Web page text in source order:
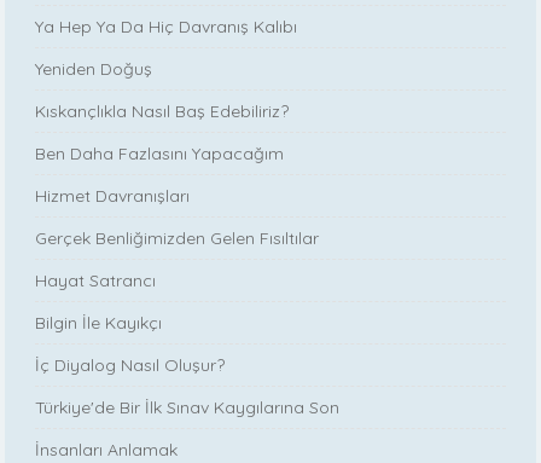
Ya Hep Ya Da Hiç Davranış Kalıbı
Yeniden Doğuş
Kıskançlıkla Nasıl Baş Edebiliriz?
Ben Daha Fazlasını Yapacağım
Hizmet Davranışları
Gerçek Benliğimizden Gelen Fısıltılar
Hayat Satrancı
Bilgin İle Kayıkçı
İç Diyalog Nasıl Oluşur?
Türkiye'de Bir İlk Sınav Kaygılarına Son
İnsanları Anlamak